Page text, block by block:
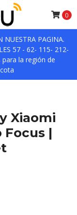
NUESTRA PAGINA.
57 - 62- 115- 212-
para la región de
0
Xiaomi
Focus |